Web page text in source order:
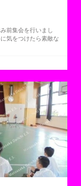
前集会を行いまし
気をつけたら素敵な